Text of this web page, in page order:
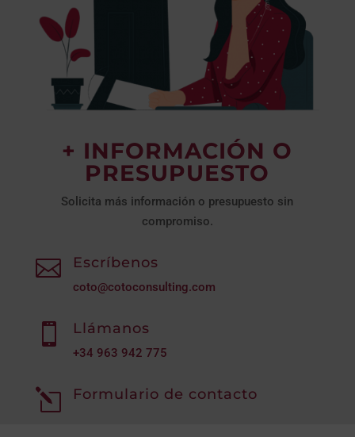
+ INFORMACIÓN O
PRESUPUESTO
Solicita más información o presupuesto sin
compromiso.
 Escríbenos
coto@cotoconsulting.com
 Llámanos
+34 963 942 775
l Formulario de contacto